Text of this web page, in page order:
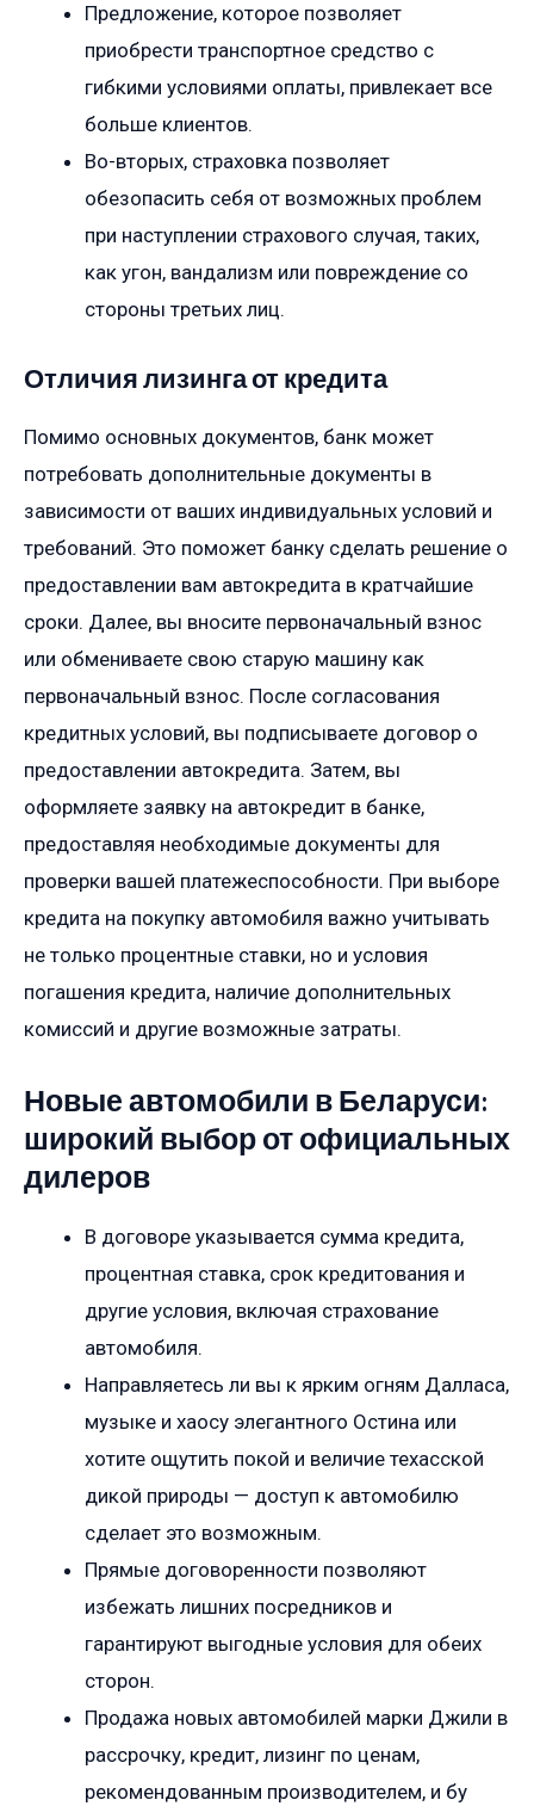
Предложение, которое позволяет
приобрести транспортное средство с
гибкими условиями оплаты, привлекает все
больше клиентов.
Во-вторых, страховка позволяет
обезопасить себя от возможных проблем
при наступлении страхового случая, таких,
как угон, вандализм или повреждение со
стороны третьих лиц.
Отличия лизинга от кредита
Помимо основных документов, банк может
потребовать дополнительные документы в
зависимости от ваших индивидуальных условий и
требований. Это поможет банку сделать решение о
предоставлении вам автокредита в кратчайшие
сроки. Далее, вы вносите первоначальный взнос
или обмениваете свою старую машину как
первоначальный взнос. После согласования
кредитных условий, вы подписываете договор о
предоставлении автокредита. Затем, вы
оформляете заявку на автокредит в банке,
предоставляя необходимые документы для
проверки вашей платежеспособности. При выборе
кредита на покупку автомобиля важно учитывать
не только процентные ставки, но и условия
погашения кредита, наличие дополнительных
комиссий и другие возможные затраты.
Новые автомобили в Беларуси:
широкий выбор от официальных
дилеров
В договоре указывается сумма кредита,
процентная ставка, срок кредитования и
другие условия, включая страхование
автомобиля.
Направляетесь ли вы к ярким огням Далласа,
музыке и хаосу элегантного Остина или
хотите ощутить покой и величие техасской
дикой природы — доступ к автомобилю
сделает это возможным.
Прямые договоренности позволяют
избежать лишних посредников и
гарантируют выгодные условия для обеих
сторон.
Продажа новых автомобилей марки Джили в
рассрочку, кредит, лизинг по ценам,
рекомендованным производителем, и бу